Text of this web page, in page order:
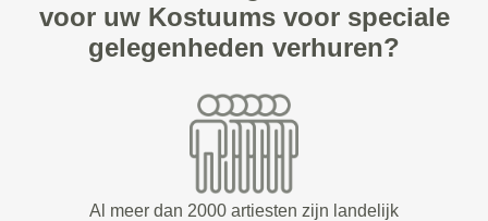
voor uw Kostuums voor speciale
gelegenheden verhuren?
Al meer dan 2000 artiesten zijn landelijk